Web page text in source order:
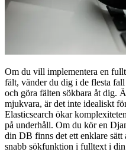
Om du vill implementera en
fält, vänder du dig i de flesta
och göra fälten sökbara åt dig.
mjukvara, är det inte idealiskt
Elasticsearch ökar
på underhåll. Om du kör en
din DB finns det ett enklare sätt
snabb sökfunktion i fulltext i